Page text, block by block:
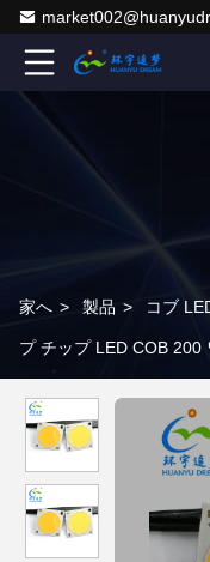
家へ > 製品 > コブ
プ チップ LED COB 200